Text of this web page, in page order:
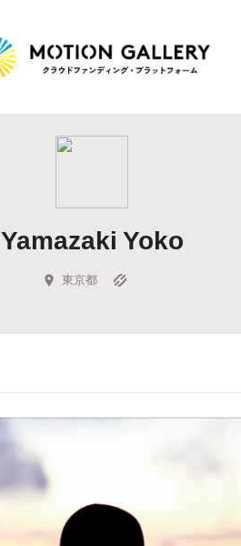
Highlight
Feature
キュレーターから探す
Yamazaki Yoko
東京都